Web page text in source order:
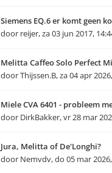
Siemens EQ.6 er komt geen
door reijer,za 03 jun 2017,
Melitta Caffeo Solo Perfect
doorThijssen.B,za 04 apr
Miele CVA 6401 - probleem
door DirkBakker,vr 28 mar
Jura, Melitta of De'Longhi?
door Nemvdv,do 05 mar